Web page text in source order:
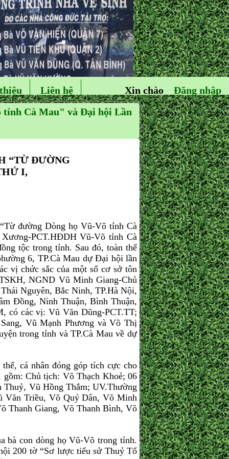
Liên hệ Đăng nhập
Xin chào
tỉnh Cà Mau" và Đại hội Lần
“TỪ ĐƯỜNG
I,
đường Dòng họ Vũ-Võ tỉnh Cà
PCT.HĐDH Vũ-Võ tỉnh Cà
tộc trong tỉnh. Sau đó, toàn thể
6, TP.Cà Mau dự Đại hội lần
vị chức sắc của một số cơ sở tôn
NGND Vũ Minh Giang-Chủ
Nguyên, Bắc Ninh, TP.Hà Nội,
Đồng, Ninh Thuận, Bình Thuận,
có các vị: Vũ Văn Dũng-PCT.TT;
Vũ Mạnh Phương và Võ Thị
trong tỉnh và TP.Cà Mau về dự
cá nhân đóng góp tích cực cho
gồm: Chủ tịch: Võ Thạch Khoẻ; 06
Vũ Hồng Thắm; UV.Thường
Triều, Võ Quý Dân, Võ Minh
Thanh Giang, Võ Thanh Bình, Võ
con dòng họ Vũ-Võ trong tỉnh.
200 tờ “Sơ lược tiểu sử Thuỷ Tổ